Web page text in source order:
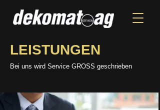
LEISTUNGEN
Bei uns wird Service GROSS geschrieben